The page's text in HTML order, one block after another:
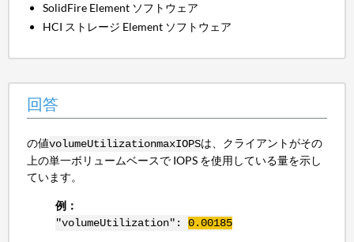
SolidFire Element ソフトウェア
HCI ストレージ Element ソフトウェア
回答
の値volumeUtilizationmaxIOPSは、クライアントがその
上の単一ボリュームベースで IOPS を使用している量を示し
ています。
例：
"volumeUtilization": 0.00185